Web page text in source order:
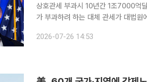
상호관세 부과시 10년간 1조7000억
가 부과하려 하는 대체 관세가 대법
(CRFB)’는 최근 ‘301조와 338조 관
2026-07-26 14:53